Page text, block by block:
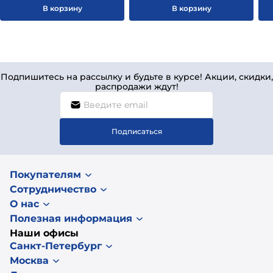
В корзину В корзину
Подпишитесь на рассылку и будьте в курсе! Акции, скидки,
распродажи ждут!
Подписаться
Покупателям
Сотрудничество
О нас
Полезная информация
Наши офисы
Санкт-Петербург
Москва